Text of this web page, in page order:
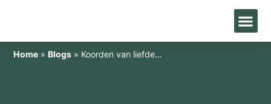
Home » Blogs » Koorden van liefde…